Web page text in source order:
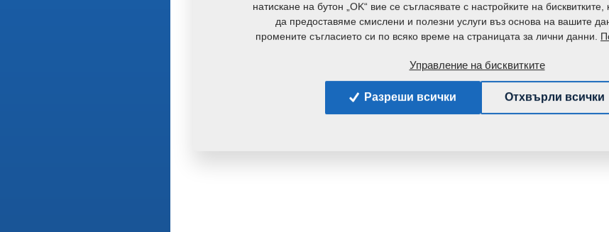
натискане на бутон „OK“ вие се съгласявате с настройките на бисквитките,
да предоставяме смислени и полезни услуги въз основа на вашите
промените съгласието си по всяко време на страницата за лични данни.
Управление на бисквитките
Разреши всички Отхвърли всички